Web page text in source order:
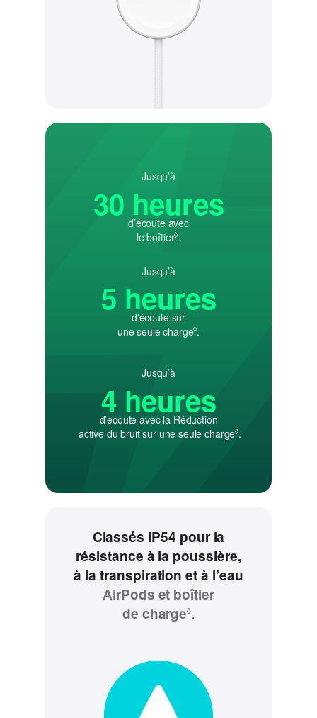
Jusqu’à
30 heures
d’écoute avec
le boîtier◊Renvoi aux mentions légales
.
Jusqu’à
5 heures
d’écoute sur
une seule charge◊Renvoi aux mentions
.
Jusqu’à
4 heures
d’écoute avec la Réduction
active du bruit sur une seule charge◊Renvoi aux
.
Classés IP54 pour la
résistance à la poussière,
à la transpiration et à l’eau
AirPods et boîtier
de charge◊Renvoi
légales.
.